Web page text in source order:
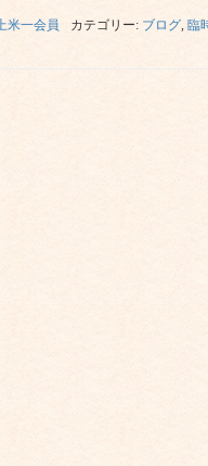
上米一会員 カテゴリー: ブログ ,臨